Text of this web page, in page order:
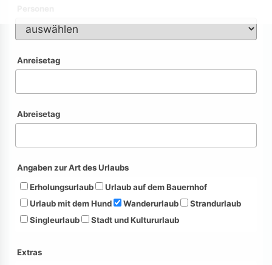
Anreisetag
Abreisetag
Angaben zur Art des Urlaubs
Erholungsurlaub
Urlaub auf dem Bauernhof
Urlaub mit dem Hund
Wanderurlaub
Strandurlaub
Singleurlaub
Stadt und Kultururlaub
Extras